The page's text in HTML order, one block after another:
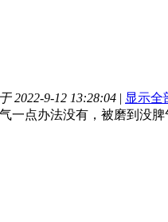
2022-9-12 13:28:04 | 显示全
一点办法没有，被磨到没脾